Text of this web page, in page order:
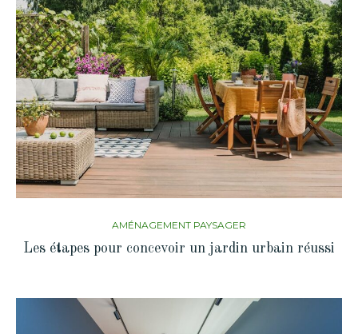
AMÉNAGEMENT PAYSAGER
Les étapes pour concevoir un jardin urbain réussi